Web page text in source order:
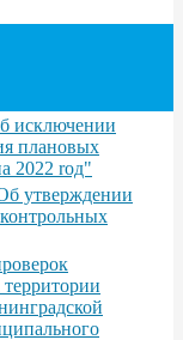
исключении
плановых
2022 rод"
утверждении